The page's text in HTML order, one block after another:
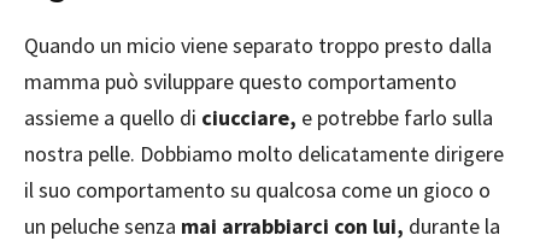
Quando un micio viene separato troppo presto dalla
mamma può sviluppare questo comportamento
assieme a quello di ciucciare, e potrebbe farlo sulla
nostra pelle. Dobbiamo molto delicatamente dirigere
il suo comportamento su qualcosa come un gioco o
un peluche senza mai arrabbiarci con lui, durante la